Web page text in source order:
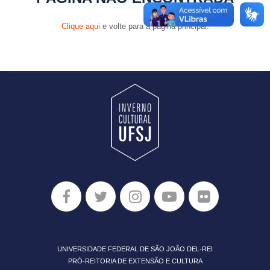
Clique aqui e volte para a página principal.
UNIVERSIDADE FEDERAL DE SÃO JOÃO DEL-REI
PRÓ-REITORIA DE EXTENSÃO E CULTURA